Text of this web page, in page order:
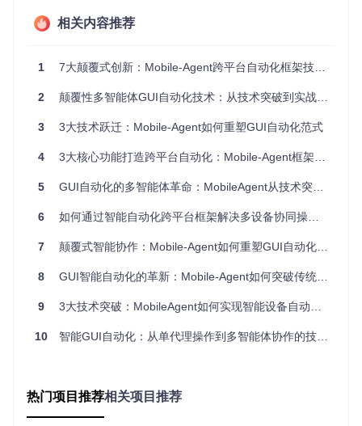
前后的界面变化评估执行效果，形成闭环学习机制。这种架构
设计使MobileAgent能够处理多步骤、跨应用的复杂任务，如
核心组件的协作关系，体现了多代理协作的移动自动化技术原
界面元素的精准识别与理解。该模型将GUI感知、groundin
g、推理、规划和动作执行统一在单一策略网络中，突破了传
统计算机视觉方法在界面理解上的局限。
技术术语解析：GUI Grounding
GUI Grounding指将自然
语言指令与图形用户界面(GUI)中的具体元素建立关联的过
程，是实现界面自动化操作的关键技术。MobileAgent通过
多模态模型实现了指令到界面元素的精准映射，解决了不
复杂的用户指令。系统会自动将任务分解为子步骤，并通过内
别弹窗、广告等干扰因素，并通过长期记忆模块积累处理经
相关内容推荐
1 7大颠覆式创新：Mobile-Agent跨平台自动化框架技术解密
2 颠覆性多智能体GUI自动化技术：从技术突破到实战落地的全栈解决方案
3 3大技术跃迁：Mobile-Agent如何重塑GUI自动化范式
4 3大核心功能打造跨平台自动化：Mobile-Agent框架技术解析与实践指南
5 GUI自动化的多智能体革命：MobileAgent从技术突破到实战落地
6 如何通过智能自动化跨平台框架解决多设备协同操作难题？——Mobile-Agent技术深度解析
7 颠覆式智能协作：Mobile-Agent如何重塑GUI自动化效率
8 GUI智能自动化的革新：Mobile-Agent如何突破传统界面操作瓶颈
9 3大技术突破：MobileAgent如何实现智能设备自动化全流程操作
10 智能GUI自动化：从单代理操作到多智能体协作的技术革命
热门项目推荐相关项目推荐